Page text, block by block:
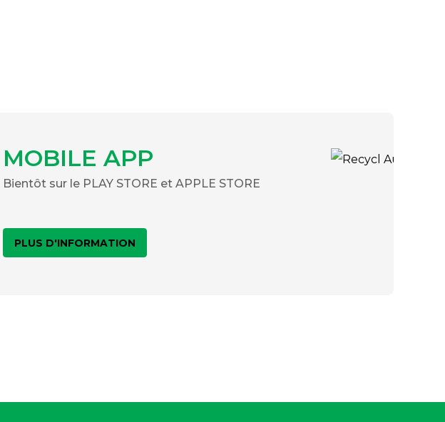
MOBILE APP
Bientôt sur le PLAY STORE et APPLE STORE
PLUS D'INFORMATION